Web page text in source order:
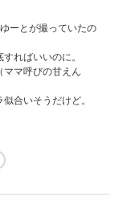
ーとが撮っていたの
ればいいのに。
ママ呼びの甘えん
合いそうだけど。